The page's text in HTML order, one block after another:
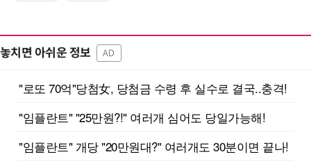
놓치면 아쉬운 정보 AD